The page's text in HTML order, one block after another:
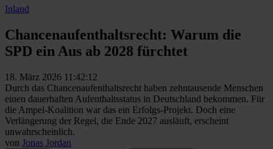
Inland
Chancenaufenthaltsrecht: Warum die
SPD ein Aus ab 2028 fürchtet
18. März 2026 11:42:12
Durch das Chancenaufenthaltsrecht haben zehntausende Menschen
einen dauerhaften Aufenthaltsstatus in Deutschland bekommen. Für
die Ampel-Koalition war das ein Erfolgs-Projekt. Doch eine
Verlängerung der Regel, die Ende 2027 ausläuft, erscheint
unwahrscheinlich.
von Jonas Jordan